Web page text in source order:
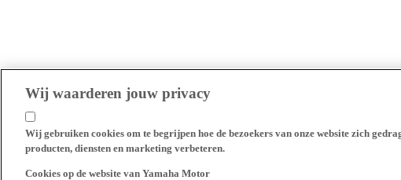
Wij waarderen jouw privacy
Wij gebruiken cookies om te begrijpen hoe de bezoekers van onze website zich
producten, diensten en marketing verbeteren.
Cookies op de website van Yamaha Motor